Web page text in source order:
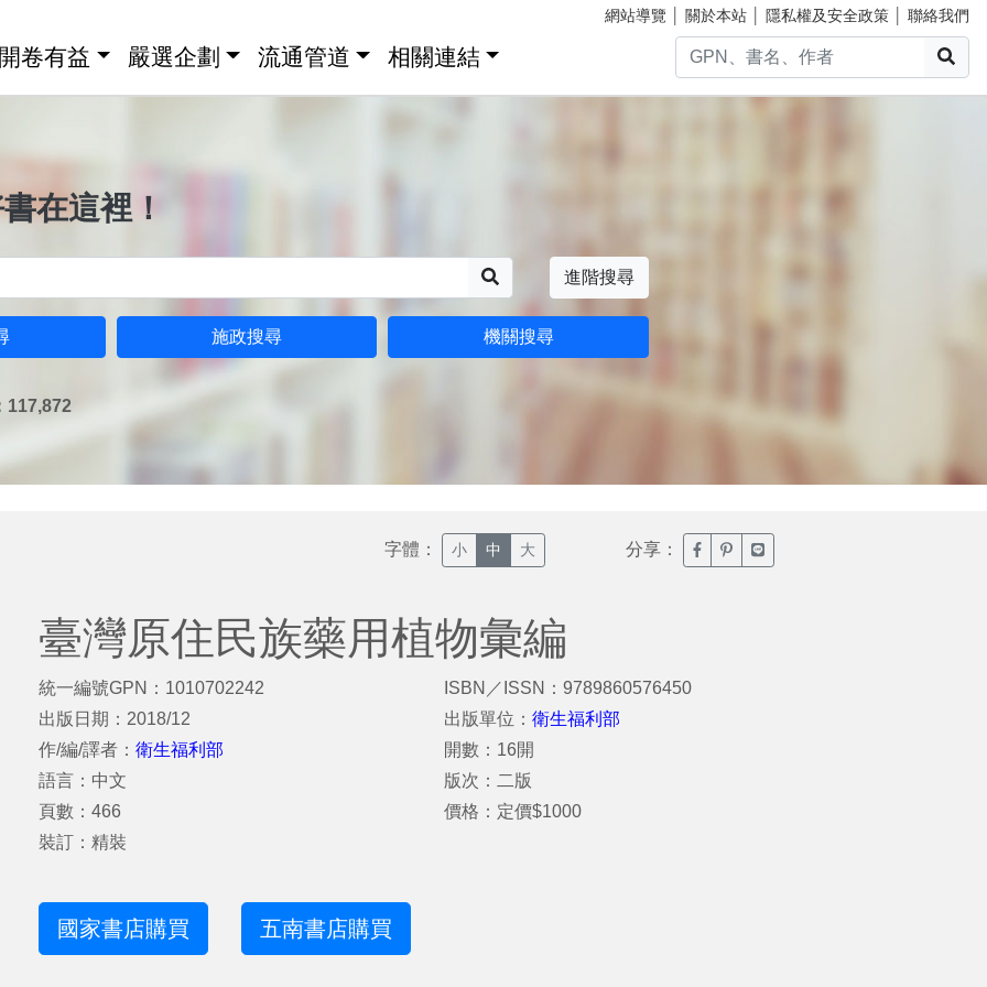
網站導覽 關於本站 隱私權及安全政策 聯絡我們
卷有益 嚴選企劃 流通管道 相關連結
在這裡！
進階搜尋
施政搜尋 機關搜尋
117,872
字體： 小 中 大 分享： 臉書分享(另開新視窗)
噗浪分享(另開新視窗)
Line分享(另開新視窗)
臺灣原住民族藥用植物彙編
統一編號GPN：1010702242
出版日期：2018/12
作/編/譯者： 衛生福利部
語言：中文
頁數：466
裝訂：精裝
ISBN／ISSN：9789860576450
出版單位：衛生福利部
開數：16開
版次：二版
價格：定價$1000
國家書店購買 五南書店購買